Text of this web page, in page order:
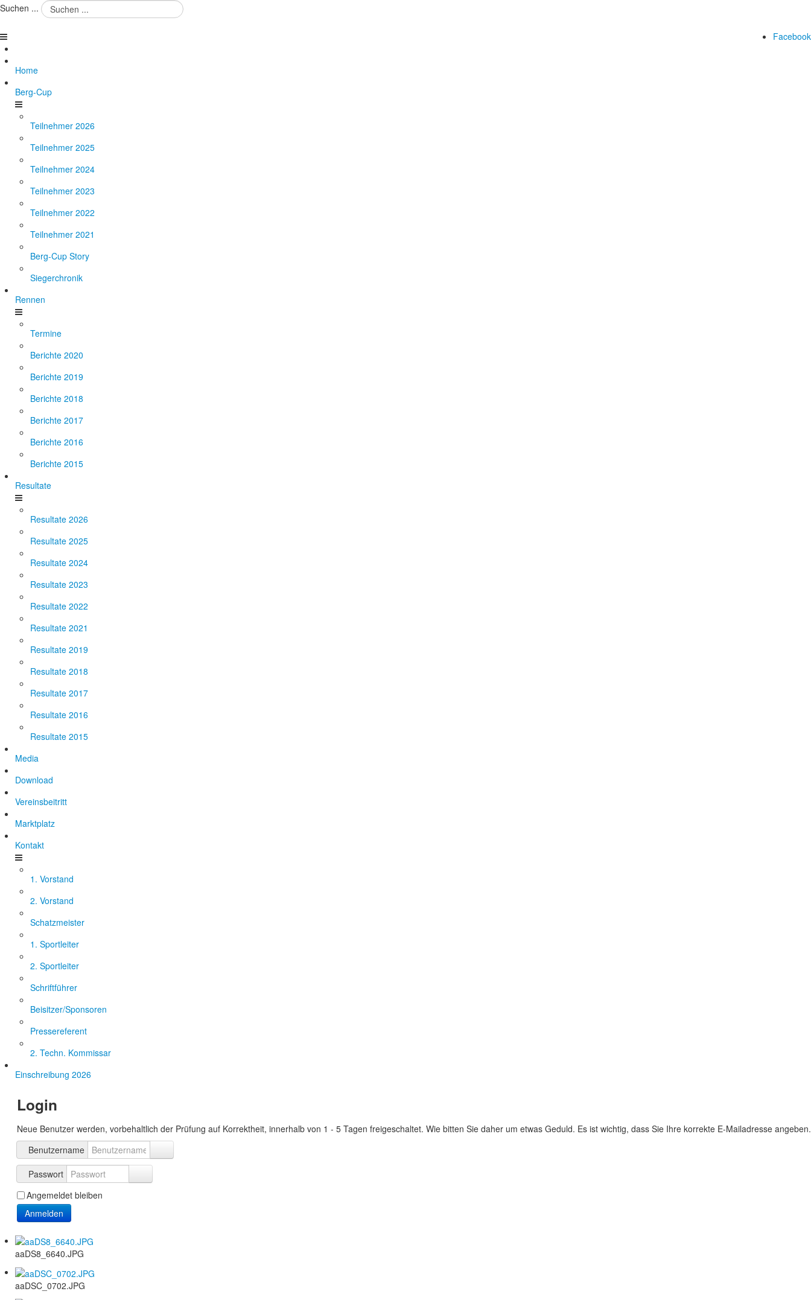
Suchen ...
Facebook
Home
Berg-Cup
Teilnehmer 2026
Teilnehmer 2025
Teilnehmer 2024
Teilnehmer 2023
Teilnehmer 2022
Teilnehmer 2021
Berg-Cup Story
Siegerchronik
Rennen
Termine
Berichte 2020
Berichte 2019
Berichte 2018
Berichte 2017
Berichte 2016
Berichte 2015
Resultate
Resultate 2026
Resultate 2025
Resultate 2024
Resultate 2023
Resultate 2022
Resultate 2021
Resultate 2019
Resultate 2018
Resultate 2017
Resultate 2016
Resultate 2015
Media
Download
Vereinsbeitritt
Marktplatz
Kontakt
1. Vorstand
2. Vorstand
Schatzmeister
1. Sportleiter
2. Sportleiter
Schriftführer
Beisitzer/Sponsoren
Pressereferent
2. Techn. Kommissar
Einschreibung 2026
Login
Neue Benutzer werden, vorbehaltlich der Prüfung auf Korrektheit, innerhalb von 1 - 5 Tagen freigeschaltet. Wie bitten Sie daher um etwas Geduld. Es ist wichtig, dass Sie Ihre korrekte E-Mailadresse angeben.
Benutzername
Passwort
Angemeldet bleiben
Anmelden
aaDS8_6640.JPG
aaDSC_0702.JPG